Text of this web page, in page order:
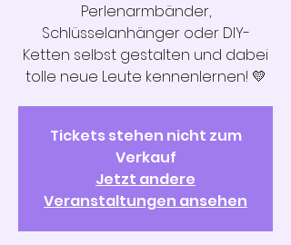
Perlenarmbänder,
Schlüsselanhänger oder DIY-
Ketten selbst gestalten und dabei
tolle neue Leute kennenlernen! 💛
Tickets stehen nicht zum
Verkauf
Jetzt andere
Veranstaltungen ansehen